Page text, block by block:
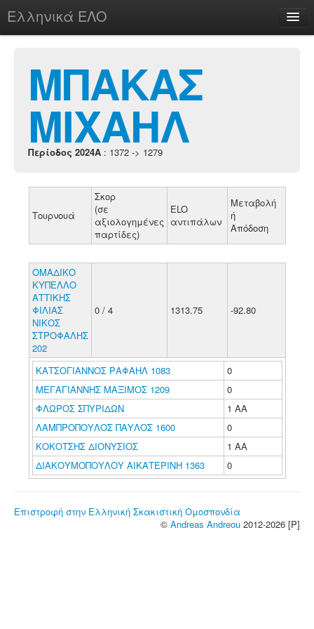
Ελληνικά ΕΛΟ
chesstu.be @ discord
Login
ΜΠΑΚΑΣ
ΜΙΧΑΗΛ
Περίοδος 2024A : 1372 -> 1279
Τουρνουά
Σκορ
(σε
αξιολογημένες
παρτίδες)
ELO
αντιπάλων
Μεταβολή
ή
Απόδοση
ΟΜΑΔΙΚΟ
ΚΥΠΕΛΛΟ
ΑΤΤΙΚΗΣ
ΦΙΛΙΑΣ
ΝΙΚΟΣ
ΣΤΡΟΦΑΛΗΣ
202
0 / 4 1313.75 -92.80
ΚΑΤΣΟΓΙΑΝΝΟΣ ΡΑΦΑΗΛ 1083
0
ΜΕΓΑΓΙΑΝΝΗΣ ΜΑΞΙΜΟΣ 1209
0
ΦΛΩΡΟΣ ΣΠΥΡΙΔΩΝ
1 ΑΑ
ΛΑΜΠΡΟΠΟΥΛΟΣ ΠΑΥΛΟΣ 1600
0
ΚΟΚΟΤΣΗΣ ΔΙΟΝΥΣΙΟΣ
1 ΑΑ
ΔΙΑΚΟΥΜΟΠΟΥΛΟΥ ΑΙΚΑΤΕΡΙΝΗ 1363
0
Επιστροφή στην Ελληνική Σκακιστική Ομοσπονδία
© Andreas Andreou 2012-2026 [P]